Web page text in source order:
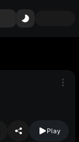
Play